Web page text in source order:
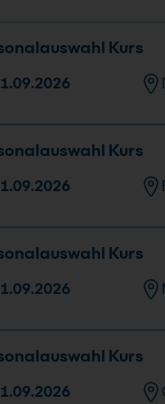
Kurs
11, 44269Kurs
82-88, 45128
Kurs
7, 48163 Münster
Kurs